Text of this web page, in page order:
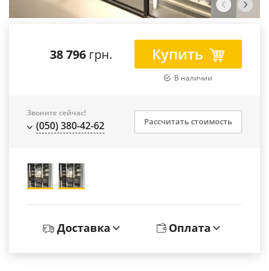
38 796 грн. Купить
В наличии
Звоните сейчас!
(050) 380-42-62 Рассчитать стоимость
Доставка Оплата